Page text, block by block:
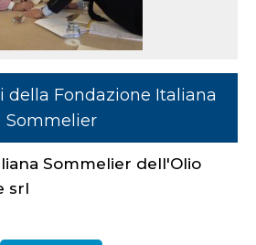
della Fondazione Italiana
Sommelier
Sommelier dell'Olio
srl